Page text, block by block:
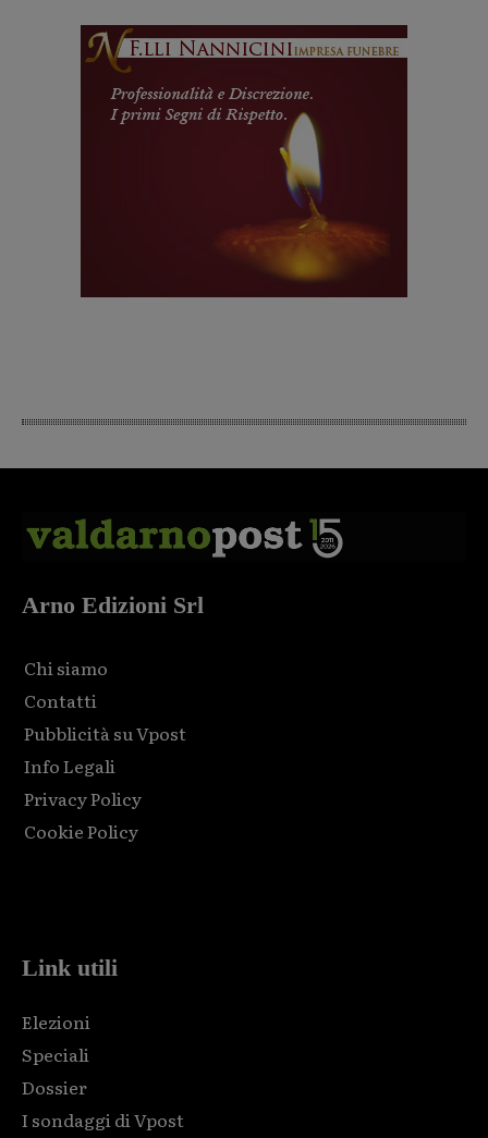
Arno Edizioni Srl
Chi siamo
Contatti
Pubblicità su Vpost
Info Legali
Privacy Policy
Cookie Policy
Link utili
Elezioni
Speciali
Dossier
I sondaggi di Vpost